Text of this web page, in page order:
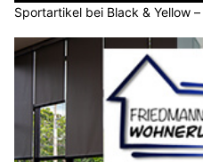
Sportartikel bei Black & Yellow